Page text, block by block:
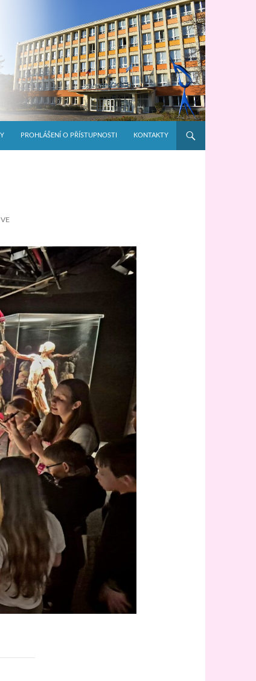
PROHLÁŠENÍ O PŘÍSTUPNOSTI KONTAKTY